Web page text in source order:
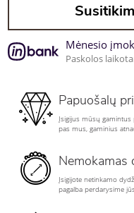
Mėnesio
Paskolos
Papuošalų
Įsigijus mūsų
pas mus, gaminius
Nemokamas
Įsigijote netinkamo
pagalba perdarysime